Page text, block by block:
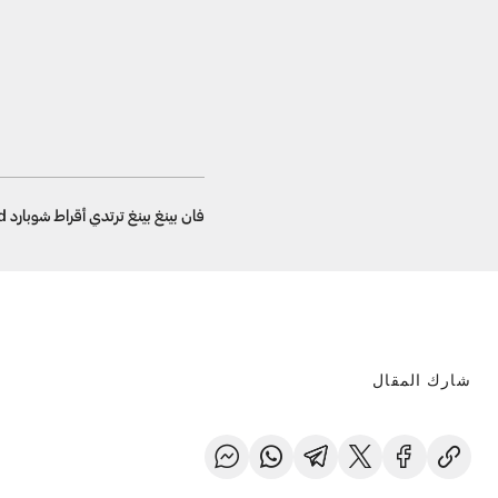
فان بينغ بينغ ترتدي أقراط شوبارد Chopard
شارك المقال